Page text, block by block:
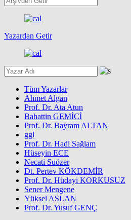
Yazardan Getir
Tüm Yazarlar
Ahmet Algan
Prof. Dr. Ata Atun
Bahattin GEMİCİ
Prof. Dr. Bayram ALTAN
ggl
Prof. Dr. Hadi Sağlam
Hüseyin ECE
Necati Suözer
Dt. Pertev KÖKDEMİR
Prof. Dr. Hüdayi KORKUSUZ
Sener Mengene
Yüksel ASLAN
Prof. Dr. Yusuf GENÇ